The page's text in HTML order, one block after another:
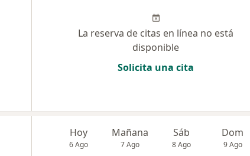
La reserva de citas en línea no está
disponible
Solicita una cita
Hoy
6 Ago
Mañana
7 Ago
Sáb
8 Ago
Dom
9 Ago